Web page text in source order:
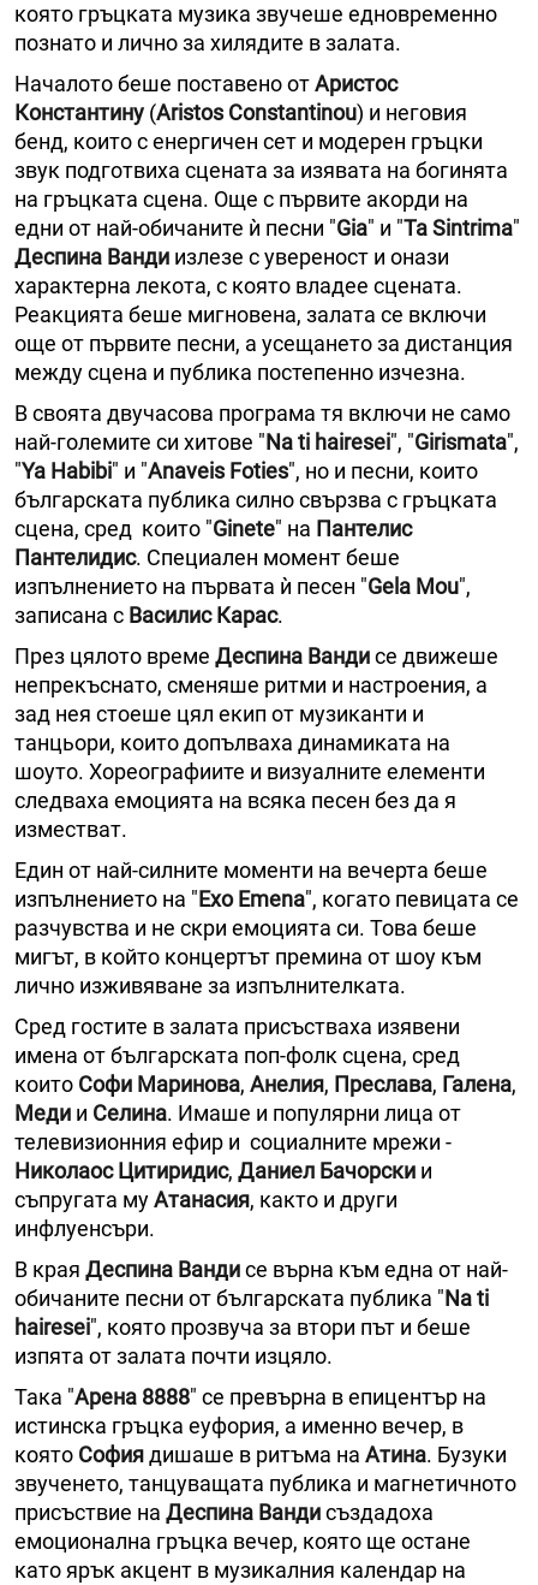
която гръцката музика звучеше едновременно
познато и лично за хилядите в залата.
Началото беше поставено отАристос
Константину (Aristos Constantinou) и неговия
бенд, които с енергичен сет и модерен гръцки
звук подготвиха сцената за изявата на богинята
на гръцката сцена. Още с първите акорди на
едни от най-обичаните ѝ песни "Gia" и "Ta Sintrima"
Деспина Ванди излезе с увереност и онази
характерна лекота, с която владее сцената.
Реакцията беше мигновена, залата се включи
още от първите песни, а усещането за дистанция
между сцена и публика постепенно изчезна.
В своята двучасова програма тя включи не само
най-големите си хитове "Na ti hairesei", "Girismata",
"Ya Habibi" и "Anaveis Foties", но и песни, които
българската публика силно свързва с гръцката
сцена, сред които "Ginete" на Пантелис
Пантелидис. Специален момент беше
изпълнението на първата ѝ песен "Gela Mou",
записана с Василис Карас.
През цялото време Деспина Вандисе движеше
непрекъснато, сменяше ритми и настроения, а
зад нея стоеше цял екип от музиканти и
танцьори, които допълваха динамиката на
шоуто. Хореографиите и визуалните елементи
следваха емоцията на всяка песен без да я
изместват.
Един от най-силните моменти на вечерта беше
изпълнението на "Exo Emena", когато певицата се
разчувства и не скри емоцията си. Това беше
мигът, в който концертът премина от шоу към
лично изживяване за изпълнителката.
Сред гостите в залата присъстваха изявени
имена от българската поп-фолк сцена, сред
които Софи Маринова, Анелия, Преслава, Галена,
Меди и Селина. Имаше и популярни лица от
телевизионния ефир и социалните мрежи -
Николаос Цитиридис, Даниел Бачорски и
съпругата муАтанасия, както и други
инфлуенсъри.
В края Деспина Вандисе върна към една от най-
обичаните песни от българската публика "Na ti
hairesei", която прозвуча за втори път и беше
изпята от залата почти изцяло.
Така "Арена 8888" се превърна в епицентър на
истинска гръцка еуфория, а именно вечер, в
която Софиядишаше в ритъма на Атина. Бузуки
звученето, танцуващата публика и магнетичното
присъствие на Деспина Вандисъздадоха
емоционална гръцка вечер, която ще остане
като ярък акцент в музикалния календар на